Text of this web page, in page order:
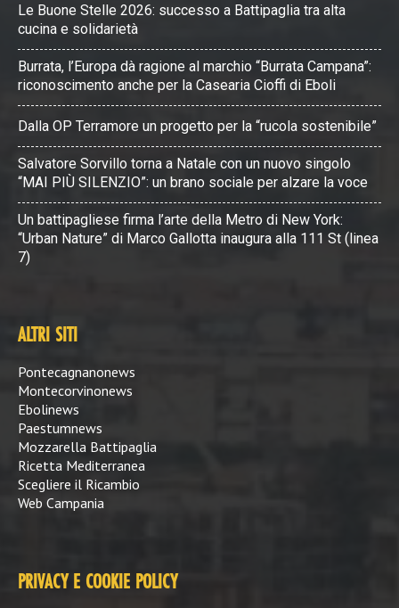
Le Buone Stelle 2026: successo a Battipaglia tra alta
cucina e solidarietà
Burrata, l’Europa dà ragione al marchio “Burrata Campana”:
riconoscimento anche per la Casearia Cioffi di Eboli
Dalla OP Terramore un progetto per la “rucola sostenibile”
Salvatore Sorvillo torna a Natale con un nuovo singolo
“MAI PIÙ SILENZIO”: un brano sociale per alzare la voce
Un battipagliese firma l’arte della Metro di New York:
“Urban Nature” di Marco Gallotta inaugura alla 111 St (linea
7)
ALTRI SITI
Pontecagnanonews
Montecorvinonews
Ebolinews
Paestumnews
Mozzarella Battipaglia
Ricetta Mediterranea
Scegliere il Ricambio
Web Campania
PRIVACY E COOKIE POLICY